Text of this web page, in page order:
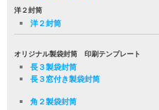
洋２封筒
洋２封筒
オリジナル製袋封筒 印刷テンプレート
長３製袋封筒
長３窓付き製袋封筒
角２製袋封筒